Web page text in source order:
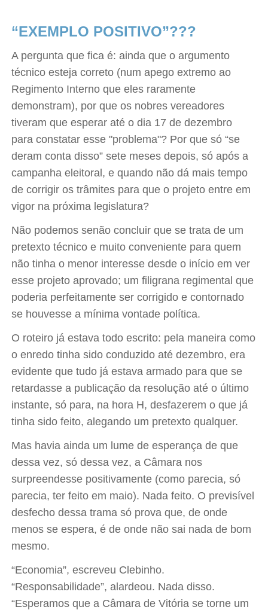
“EXEMPLO POSITIVO”???
A pergunta que fica é: ainda que o argumento
técnico esteja correto (num apego extremo ao
Regimento Interno que eles raramente
demonstram), por que os nobres vereadores
tiveram que esperar até o dia 17 de dezembro
para constatar esse "problema"? Por que só “se
deram conta disso” sete meses depois, só após a
campanha eleitoral, e quando não dá mais tempo
de corrigir os trâmites para que o projeto entre em
vigor na próxima legislatura?
Não podemos senão concluir que se trata de um
pretexto técnico e muito conveniente para quem
não tinha o menor interesse desde o início em ver
esse projeto aprovado; um filigrana regimental que
poderia perfeitamente ser corrigido e contornado
se houvesse a mínima vontade política.
O roteiro já estava todo escrito: pela maneira como
o enredo tinha sido conduzido até dezembro, era
evidente que tudo já estava armado para que se
retardasse a publicação da resolução até o último
instante, só para, na hora H, desfazerem o que já
tinha sido feito, alegando um pretexto qualquer.
Mas havia ainda um lume de esperança de que
dessa vez, só dessa vez, a Câmara nos
surpreendesse positivamente (como parecia, só
parecia, ter feito em maio). Nada feito. O previsível
desfecho dessa trama só prova que, de onde
menos se espera, é de onde não sai nada de bom
mesmo.
“Economia”, escreveu Clebinho.
“Responsabilidade”, alardeou. Nada disso.
“Esperamos que a Câmara de Vitória se torne um